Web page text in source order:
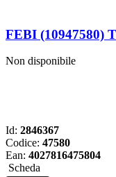
FEBI (10947580)
Non disponibile
Id: 2846367
Codice: 47580
Ean: 4027816475804
Scheda